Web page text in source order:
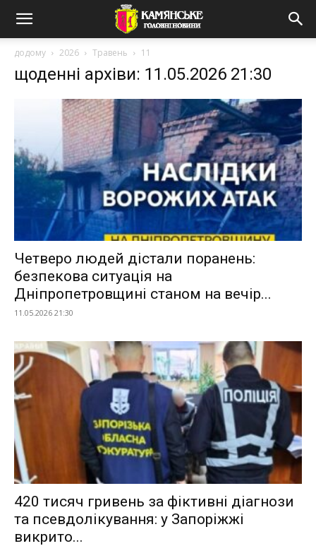
додому 2026 Травень 11
щоденні архіви: 11.05.2026 21:30
Четверо людей дістали поранень:
безпекова ситуація на
Дніпропетровщині станом на вечір...
11.05.2026 21:30
420 тисяч гривень за фіктивні діагнози
та псевдолікування: у Запоріжжі
викрито...